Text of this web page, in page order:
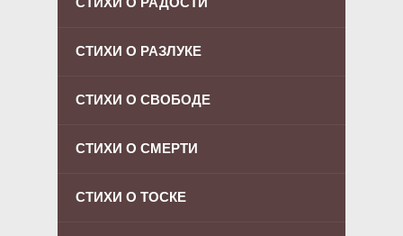
СТИХИ О РАЗЛУКЕ
СТИХИ О СВОБОДЕ
СТИХИ О СМЕРТИ
СТИХИ О ТОСКЕ